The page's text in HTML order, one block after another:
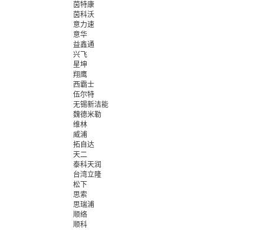
茵特康
茵科沃
意力速
意华
益鑫通
兴飞
星坤
翔鹰
西霸士
伍尔特
无锡新洁能
魏德米勒
维林
威浦
拓自达
天二
泰科天润
台湾立隆
松下
思索
思瑞浦
顺络
顺科